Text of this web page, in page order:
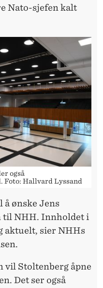
Nato-sjefen kalt
også
Hallvard Lyssand
å ønske Jens
til NHH. Innholdet i
aktuelt, sier NHHs
vil Stoltenberg åpne
Det ser også